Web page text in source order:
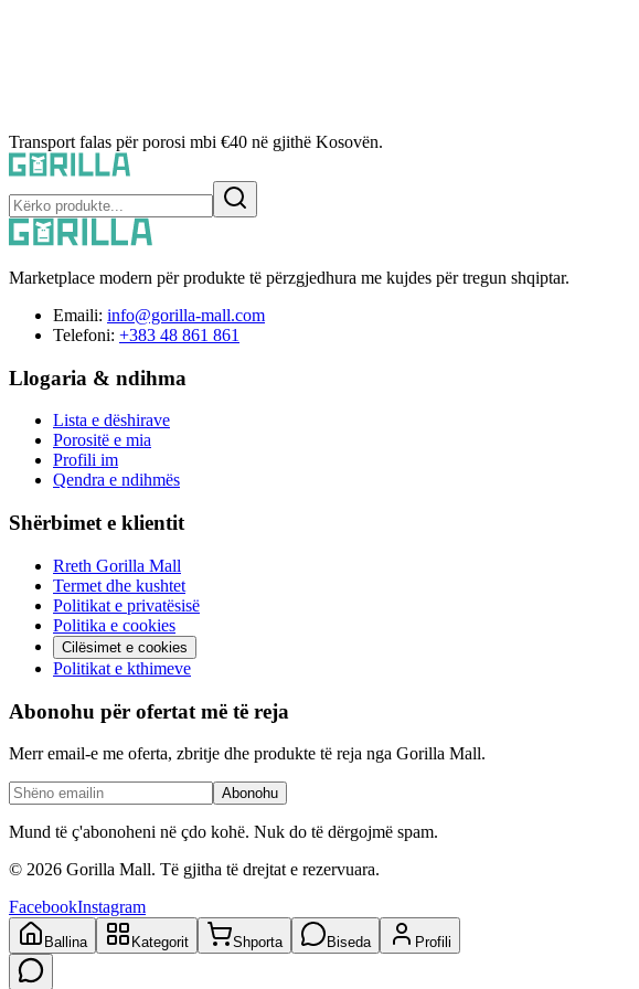
Transport falas për porosi mbi €40 në gjithë Kosovën.
Marketplace modern për produkte të përzgjedhura me kujdes për tregun shqiptar.
Emaili: info@gorilla-mall.com
Telefoni: +383 48 861 861
Llogaria & ndihma
Lista e dëshirave
Porositë e mia
Profili im
Qendra e ndihmës
Shërbimet e klientit
Rreth Gorilla Mall
Termet dhe kushtet
Politikat e privatësisë
Politika e cookies
Cilësimet e cookies
Politikat e kthimeve
Abonohu për ofertat më të reja
Merr email-e me oferta, zbritje dhe produkte të reja nga Gorilla Mall.
Abonohu
Mund të ç'abonoheni në çdo kohë. Nuk do të dërgojmë spam.
© 2026 Gorilla Mall. Të gjitha të drejtat e rezervuara.
FacebookInstagram
Ballina Kategorit Shporta Biseda Profili